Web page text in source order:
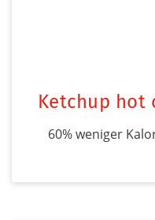
Ketchup hot
60% weniger